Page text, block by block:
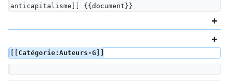
anticapitalisme]] {{document}}
[[Catégorie:Auteurs-G]]